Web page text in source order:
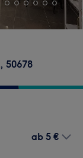
, 50678
ab 5 €